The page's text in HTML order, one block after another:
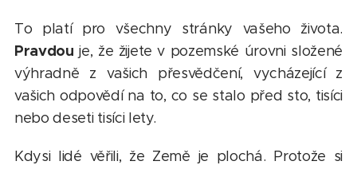
To platí pro všechny stránky vašeho života.
Pravdou je, že žijete v pozemské úrovni složené
výhradně z vašich přesvědčení, vycházející z
vašich odpovědí na to, co se stalo před sto, tisíci
nebo deseti tisíci lety.
Kdysi lidé věřili, že Země je plochá. Protože si